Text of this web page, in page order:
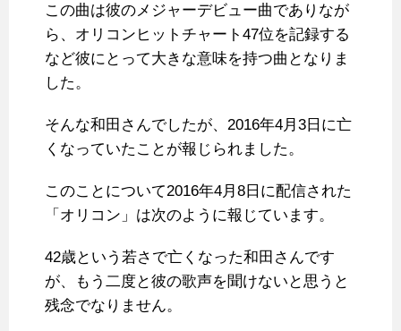
この曲は彼のメジャーデビュー曲でありなが
ら、オリコンヒットチャート47位を記録する
など彼にとって大きな意味を持つ曲となりま
した。
そんな和田さんでしたが、2016年4月3日に亡
くなっていたことが報じられました。
このことについて2016年4月8日に配信された
「オリコン」は次のように報じています。
42歳という若さで亡くなった和田さんです
が、もう二度と彼の歌声を聞けないと思うと
残念でなりません。